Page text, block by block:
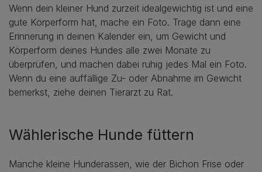
Wenn dein kleiner Hund zurzeit idealgewichtig ist und eine
gute Körperform hat, mache ein Foto. Trage dann eine
Erinnerung in deinen Kalender ein, um Gewicht und
Körperform deines Hundes alle zwei Monate zu
überprüfen, und machen dabei ruhig jedes Mal ein Foto.
Wenn du eine auffällige Zu- oder Abnahme im Gewicht
bemerkst, ziehe deinen Tierarzt zu Rat.
Wählerische Hunde füttern
Manche kleine Hunderassen, wie der Bichon Frise oder